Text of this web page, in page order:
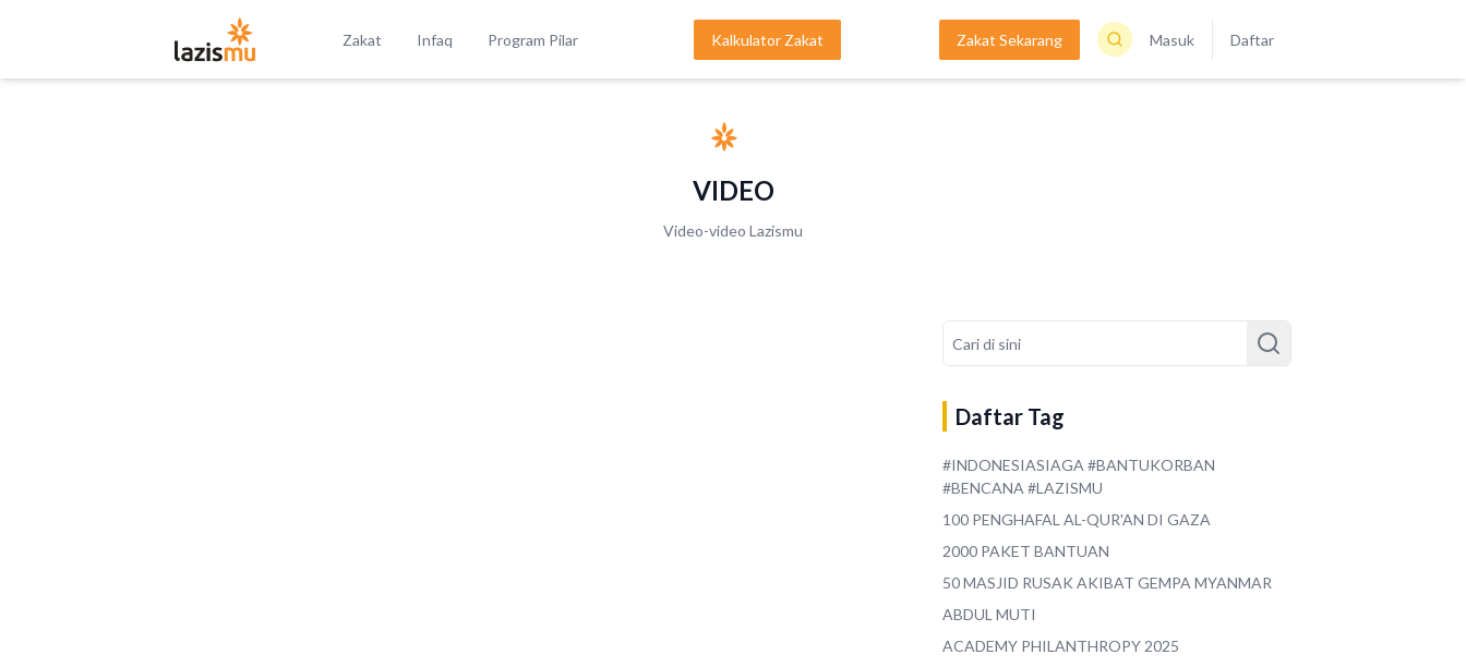
Zakat Infaq Program Pilar Kalkulator Zakat Zakat Sekarang Masuk Daftar
VIDEO
Video-video Lazismu
Daftar Tag
#INDONESIASIAGA #BANTUKORBAN
#BENCANA #LAZISMU
100 PENGHAFAL AL-QUR'AN DI GAZA
2000 PAKET BANTUAN
50 MASJID RUSAK AKIBAT GEMPA MYANMAR
ABDUL MUTI
ACADEMY PHILANTHROPY 2025